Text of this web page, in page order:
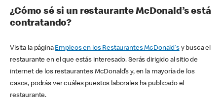
¿Cómo sé si un restaurante McDonald’s está
contratando?
Visita la página Empleos en los Restaurantes McDonald'sy busca el
restaurante en el que estás interesado. Serás dirigido al sitio de
internet de los restaurantes McDonald’s y, en la mayoría de los
casos, podrás ver cuáles puestos laborales ha publicado el
restaurante.